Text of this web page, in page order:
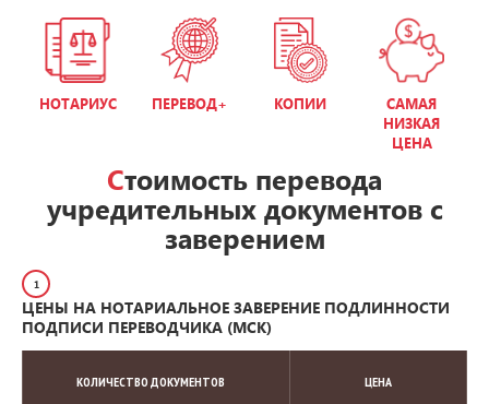
НОТАРИУС ПЕРЕВОД+ КОПИИ
САМАЯ
НИЗКАЯ
ЦЕНА
Стоимость перевода
учредительных документов с
заверением
1
ЦЕНЫ НА НОТАРИАЛЬНОЕ ЗАВЕРЕНИЕ ПОДЛИННОСТИ
ПОДПИСИ ПЕРЕВОДЧИКА (МСК)
КОЛИЧЕСТВО ДОКУМЕНТОВ ЦЕНА